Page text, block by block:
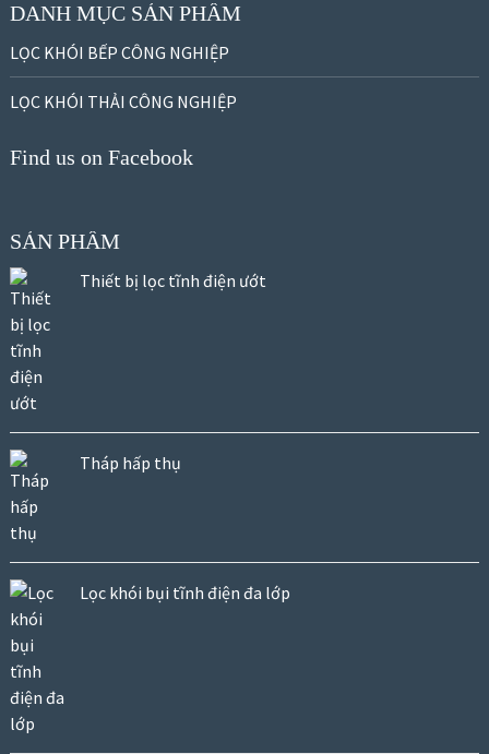
DANH MỤC SẢN PHẨM
LỌC KHÓI BẾP CÔNG NGHIỆP
LỌC KHÓI THẢI CÔNG NGHIỆP
Find us on Facebook
SẢN PHẨM
Thiết bị lọc tĩnh điện ướt
Tháp hấp thụ
Lọc khói bụi tĩnh điện đa lớp